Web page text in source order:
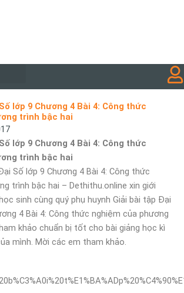
lớp 9 Chương 4 Bài 4: Công thức
trình bậc hai
lớp 9 Chương 4 Bài 4: Công thức
trình bậc hai
Số lớp 9 Chương 4 Bài 4: Công thức
trình bậc hai – Dethithu.online xin giới
sinh cùng quý phụ huynh Giải bài tập Đại
4 Bài 4: Công thức nghiệm của phương
khảo chuẩn bị tốt cho bài giảng học kì
mình. Mời các em tham khảo.